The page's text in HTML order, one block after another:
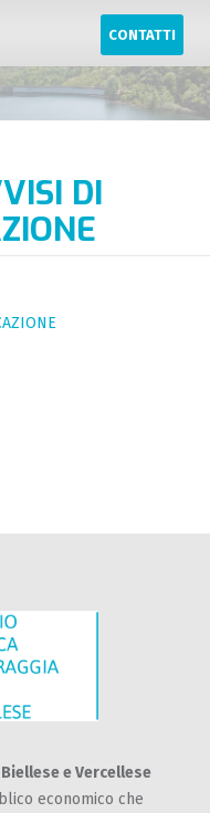
CONTATTI
DI
e Vercellese
economico che